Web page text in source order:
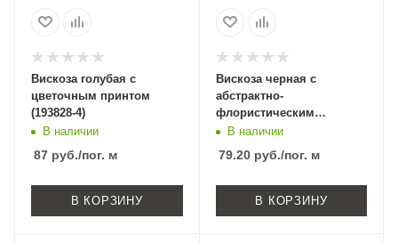
Вискоза голубая с
цветочным принтом
(193828-4)
В наличии
87 руб./пог. м
В КОРЗИНУ
Вискоза черная с
абстрактно-
флористическим
принтом (181477-7)
В наличии
79.20руб./пог. м
В КОРЗИНУ